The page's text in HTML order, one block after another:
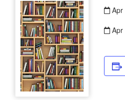
Apr
Apr